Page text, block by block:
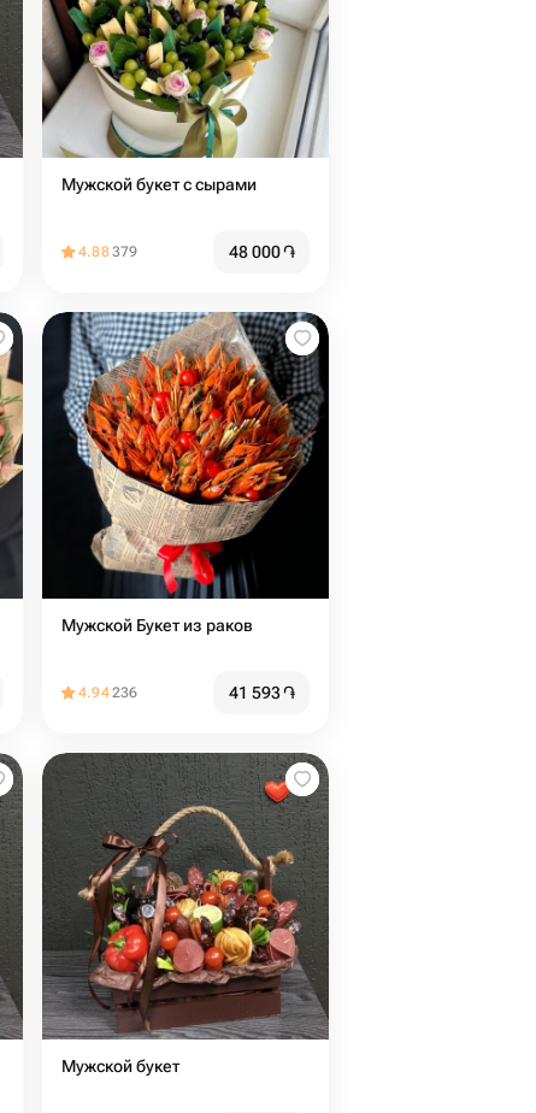
Мужской букет с сырами
4.88379 48 000֏
Мужской Букет из раков
4.94236 41 593֏
Мужской букет